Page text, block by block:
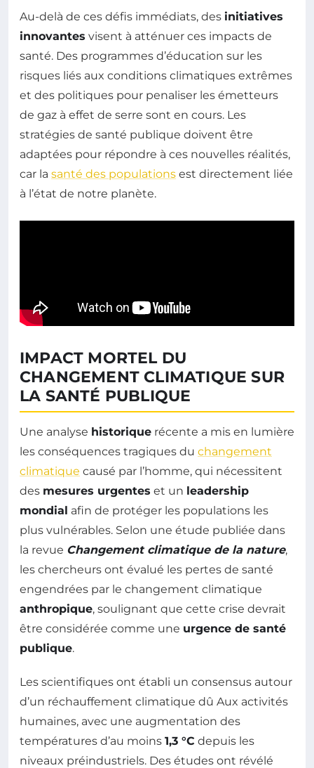
Au-delà de ces défis immédiats, des initiatives
innovantes visent à atténuer ces impacts de
santé. Des programmes d’éducation sur les
risques liés aux conditions climatiques extrêmes
et des politiques pour penaliser les émetteurs
de gaz à effet de serre sont en cours. Les
stratégies de santé publique doivent être
adaptées pour répondre à ces nouvelles réalités,
car la santé des populations est directement liée
à l’état de notre planète.
IMPACT MORTEL DU
CHANGEMENT CLIMATIQUE SUR
LA SANTÉ PUBLIQUE
Une analyse historique récente a mis en lumière
les conséquences tragiques du changement
climatique causé par l’homme, qui nécessitent
des mesures urgentes et un leadership
mondial afin de protéger les populations les
plus vulnérables. Selon une étude publiée dans
la revue Changement climatique de la nature,
les chercheurs ont évalué les pertes de santé
engendrées par le changement climatique
anthropique, soulignant que cette crise devrait
être considérée comme une urgence de santé
publique.
Les scientifiques ont établi un consensus autour
d’un réchauffement climatique dû Aux activités
humaines, avec une augmentation des
températures d’au moins 1,3 °C depuis les
niveaux préindustriels. Des études ont révélé